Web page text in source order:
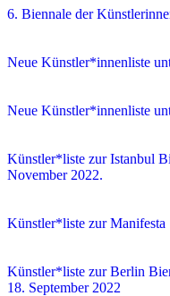
6. Biennale der
Neue Künstler*innenliste
Neue Künstler*innenliste
Künstler*liste zur Istanbul
November 2022.
Künstler*liste zur
Künstler*liste zur Berlin
18. September 2022